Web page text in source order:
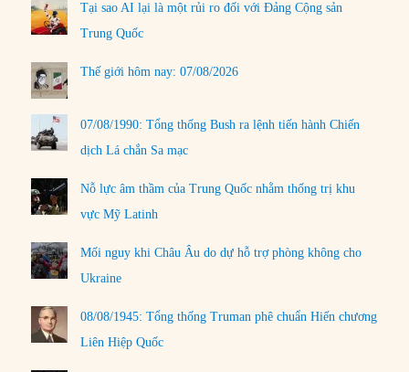
Tại sao AI lại là một rủi ro đối với Đảng Cộng sản
Trung Quốc
Thế giới hôm nay: 07/08/2026
07/08/1990: Tổng thống Bush ra lệnh tiến hành Chiến
dịch Lá chắn Sa mạc
Nỗ lực âm thầm của Trung Quốc nhằm thống trị khu
vực Mỹ Latinh
Mối nguy khi Châu Âu do dự hỗ trợ phòng không cho
Ukraine
08/08/1945: Tổng thống Truman phê chuẩn Hiến chương
Liên Hiệp Quốc